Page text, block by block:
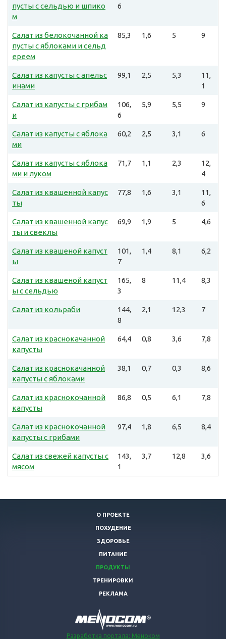
пусты с сельдью и шпико
м
6
Салат из белокочанной ка
пусты с яблоками и сельд
ереем
85,3 1,6 5 9
Салат из капусты с апельс
инами
99,1 2,5 5,3
11,
1
Салат из капусты с грибам
и
106,
6
5,9 5,5 9
Салат из капусты с яблока
ми
60,2 2,5 3,1 6
Салат из капусты с яблока
ми и луком
71,7 1,1 2,3
12,
4
Салат из квашенной капус
ты
77,8 1,6 3,1
11,
6
Салат из квашенной капус
ты и свеклы
69,9 1,9 5 4,6
Салат из квашеной капуст
ы
101,
7
1,4 8,1 6,2
Салат из квашеной капуст
ы с сельдью
165,
3
8 11,4 8,3
Салат из кольраби
144,
8
2,1 12,3 7
Салат из краснокачанной
капусты
64,4 0,8 3,6 7,8
Салат из краснокачанной
капусты с яблоками
38,1 0,7 0,3 8,6
Салат из краснокочанной
капусты
86,8 0,5 6,1 7,8
Салат из краснокочанной
капусты с грибами
97,4 1,8 6,5 8,4
Салат из свежей капусты с
мясом
143,
1
3,7 12,8 3,6
О ПРОЕКТЕ
ПОХУДЕНИЕ
ЗДОРОВЬЕ
ПИТАНИЕ
ПРОДУКТЫ
ТРЕНИРОВКИ
РЕКЛАМА
Разработка портала: Меноком